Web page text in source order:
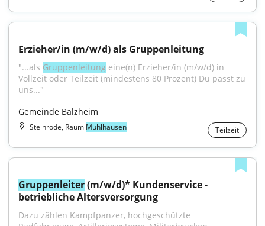
Erzieher/in (m/w/d) als Gruppenleitung
"...als Gruppenleitung eine(n) Erzieher/in (m/w/d) in
Vollzeit oder Teilzeit (mindestens 80 Prozent) Du passt zu
uns..."
Gemeinde Balzheim
Steinrode, Raum Mühlhausen Teilzeit
Gruppenleiter (m/w/d)* Kundenservice -
betriebliche Altersversorgung
Dazu zählen Kampfpanzer, hochgeschützte